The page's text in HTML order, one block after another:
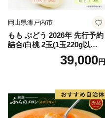
岡山県瀬戸内市
もも ぶどう 2026年 先行予約
詰合/白桃 2玉(1玉220g以
上)・シャインマスカット 晴
39,000円